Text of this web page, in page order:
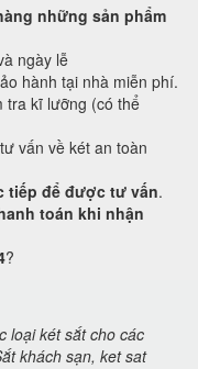
những sản phẩm
ngày lễ
hành tại nhà miễn phí.
tra kĩ lưỡng (có thể
vấn về két an toàn
tiếp để được tư vấn.
toán khi nhận
?
loại két sắt cho các
khách sạn, ket sat